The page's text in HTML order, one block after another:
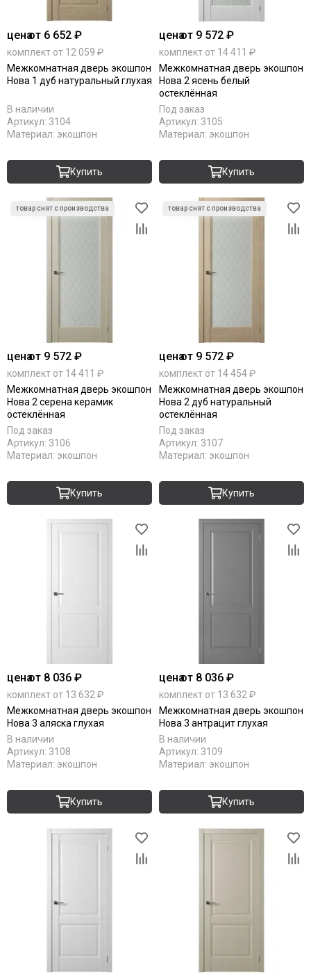
ценаот 6 652 ₽
комплект от 12 059 ₽
Межкомнатная дверь экошпон
Нова 1 дуб натуральный глухая
В наличии
Артикул: 3104
Материал: экошпон
Купить
ценаот 9 572 ₽
комплект от 14 411 ₽
Межкомнатная дверь экошпон
Нова 2 ясень белый
остеклённая
Под заказ
Артикул: 3105
Материал: экошпон
Купить
ценаот 9 572 ₽
комплект от 14 411 ₽
Межкомнатная дверь экошпон
Нова 2 серена керамик
остеклённая
Под заказ
Артикул: 3106
Материал: экошпон
Купить
ценаот 9 572 ₽
комплект от 14 454 ₽
Межкомнатная дверь экошпон
Нова 2 дуб натуральный
остеклённая
Под заказ
Артикул: 3107
Материал: экошпон
Купить
ценаот 8 036 ₽
комплект от 13 632 ₽
Межкомнатная дверь экошпон
Нова 3 аляска глухая
В наличии
Артикул: 3108
Материал: экошпон
Купить
ценаот 8 036 ₽
комплект от 13 632 ₽
Межкомнатная дверь экошпон
Нова 3 антрацит глухая
В наличии
Артикул: 3109
Материал: экошпон
Купить